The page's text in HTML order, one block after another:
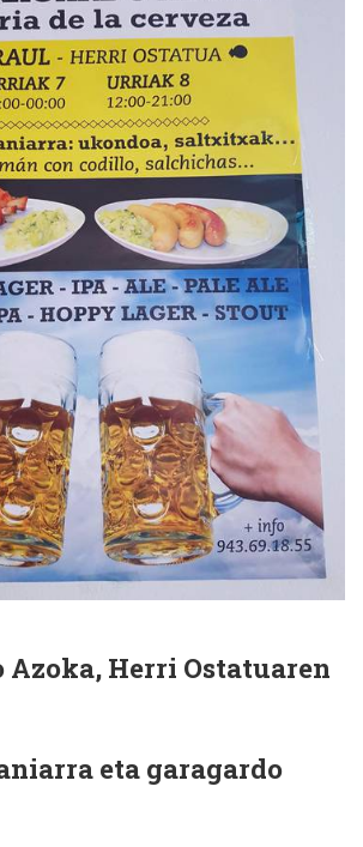
Azoka, Herri Ostatuaren
eta garagardo